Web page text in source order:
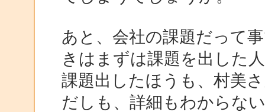
あと、会社の課題だって
きはまずは課題を出した
課題出したほうも、村美
だしも、詳細もわからな